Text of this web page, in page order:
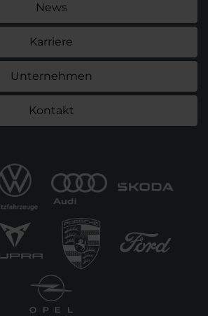
News
Karriere
Unternehmen
Kontakt